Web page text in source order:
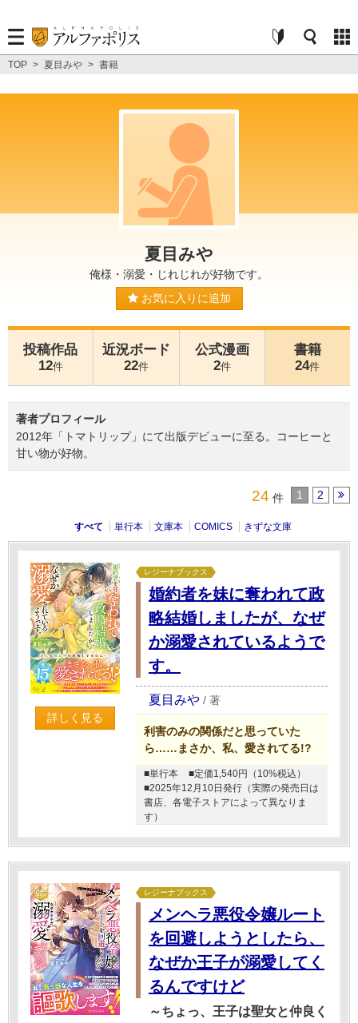
TOP > 夏目みや > 書籍
夏目みや
俺様・溺愛・じれじれが好物です。
お気に入りに追加
投稿作品
12件
近況ボード
22件
公式漫画
2件
書籍
24件
著者プロフィール
2012年「トマトリップ」にて出版デビューに至る。コーヒーと
甘い物が好物。
24 件 1 2
すべて 単行本 文庫本 COMICS きずな文庫
詳しく見る
レジーナブックス
婚約者を妹に奪われて政
略結婚しましたが、なぜ
か溺愛されているようで
す。
夏目みや / 著
利害のみの関係だと思っていた
ら……まさか、私、愛されてる!?
■単行本
■定価1,540円（10%税込）
■2025年12月10日発行（実際の発売日は
書店、各電子ストアによって異なりま
す）
レジーナブックス
メンヘラ悪役令嬢ルート
を回避しようとしたら、
なぜか王子が溺愛してく
るんですけど
～ちょっ、王子は聖女と仲良く